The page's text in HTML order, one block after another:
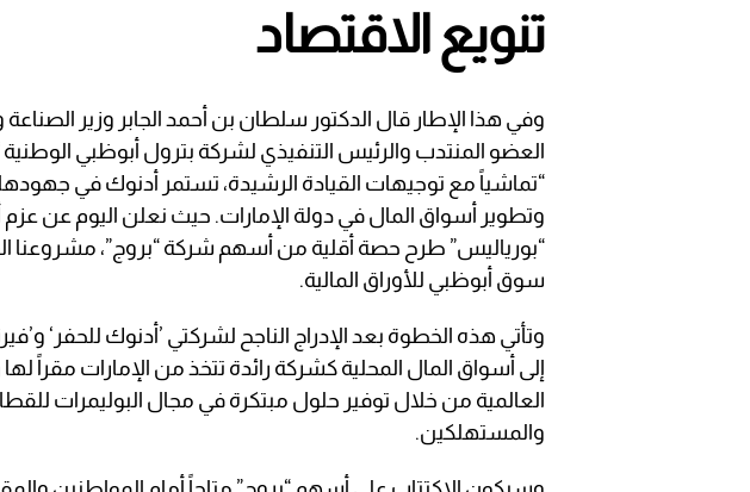
تنويع الاقتصاد
وفي هذا الإطار قال الدكتور سلطان بن أحمد الجابر وزير الصناعة
العضو المنتدب والرئيس التنفيذي لشركة بترول أبوظبي
“تماشياً مع توجيهات القيادة الرشيدة، تستمر أدنوك في جهودها
وتطوير أسواق المال في دولة الإمارات. حيث نعلن اليوم عن عزم
“بورياليس” طرح حصة أقلية من أسهم شركة “بروج”، مشروعنا
سوق أبوظبي للأوراق المالية.
وتأتي هذه الخطوة بعد الإدراج الناجح لشركتي ’أدنوك للحفر‘
إلى أسواق المال المحلية كشركة رائدة تتخذ من الإمارات مقراً
العالمية من خلال توفير حلول مبتكرة في مجال البوليمرات للقطاع
والمستهلكين.